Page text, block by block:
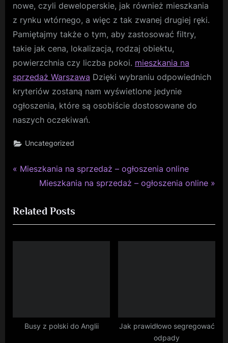
nowe, czyli deweloperskie, jak również mieszkania
z rynku wtórnego, a więc z tak zwanej drugiej ręki.
Pamiętajmy także o tym, aby zastosować filtry,
takie jak cena, lokalizacja, rodzaj obiektu,
powierzchnia czy liczba pokoi. mieszkania na
sprzedaż Warszawa Dzięki wybraniu odpowiednich
kryteriów zostaną nam wyświetlone jedynie
ogłoszenia, które są osobiście dostosowane do
naszych oczekiwań.
Uncategorized
Nawigacja
P
v
i
o
Mieszkania na sprzedaż – ogłoszenia online
N
x
t
P
Mieszkania na sprzedaż – ogłoszenia online
Related Posts
Busy z polski do Anglii
Jak prawidłowo segregować
odpady